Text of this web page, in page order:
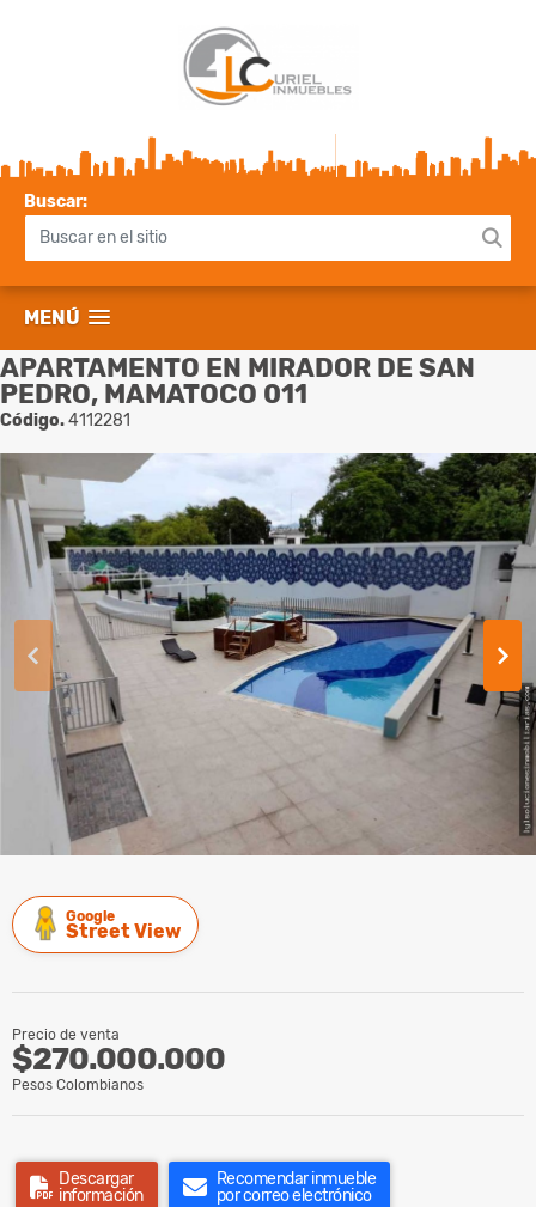
Buscar:
MENÚ
APARTAMENTO EN MIRADOR DE SAN
PEDRO, MAMATOCO 011
Código.4112281
Google
Street View
Precio de venta
$270.000.000
Pesos Colombianos
Descargar
información
Recomendar inmueble
por correo electrónico